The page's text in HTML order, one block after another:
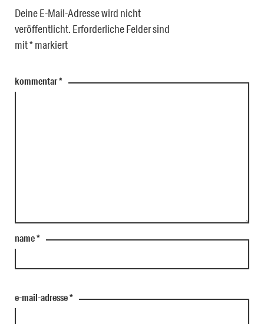
Deine E-Mail-Adresse wird nicht
veröffentlicht. Erforderliche Felder sind
mit*markiert
kommentar*
name*
e-mail-adresse*